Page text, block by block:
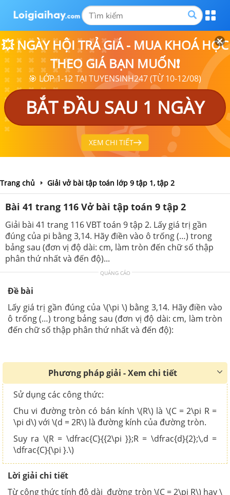
💥 NGÀY HỘI TRẢ GIÁ - MUA KHOÁ HỌC
THEO GIÁ BẠN MUỐN❗
🎯 LỚP 1-12 TẠI TUYENSINH247 (TỪ 10-12/08)
BẮT ĐẦU SAU 1 NGÀY
XEM CHI TIẾT
Trang chủ Giải vở bài tập toán lớp 9 tập 1, tập 2
Bài 41 trang 116 Vở bài tập toán 9 tập 2
Giải bài 41 trang 116 VBT toán 9 tập 2. Lấy giá trị gần
đúng của pi bằng 3,14. Hãy điền vào ô trống (…) trong
bảng sau (đơn vị độ dài: cm, làm tròn đến chữ số thập
phân thứ nhất và đến độ)...
QUẢNG CÁO
Đề bài
Lấy giá trị gần đúng của \(\pi \) bằng 3,14. Hãy điền vào
ô trống (…) trong bảng sau (đơn vị độ dài: cm, làm tròn
đến chữ số thập phân thứ nhất và đến độ):
Phương pháp giải - Xem chi tiết
Sử dụng các công thức:
Chu vi đường tròn có bán kính \(R\) là \(C = 2\pi R =
\pi d\) với \(d = 2R\) là đường kính của đường tròn.
Suy ra \(R = \dfrac{C}{{2\pi }};R = \dfrac{d}{2};\,d =
\dfrac{C}{\pi }.\)
Lời giải chi tiết
Từ công thức tính độ dài đường tròn \(C = 2\pi R\) hay \